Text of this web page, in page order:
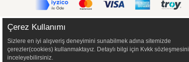
Çerez Kullanımı
Sizlere en iyi alışveriş deneyimini sunabilmek adına sitemizde
çerezler(cookies) kullanmaktayız. Detaylı bilgi için Kvkk sözleşmesini
inceleyebilirsiniz.